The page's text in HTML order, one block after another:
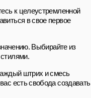
к целеустремленной
в свое первое
Выбирайте из
штрих и смесь
есть свобода создавать